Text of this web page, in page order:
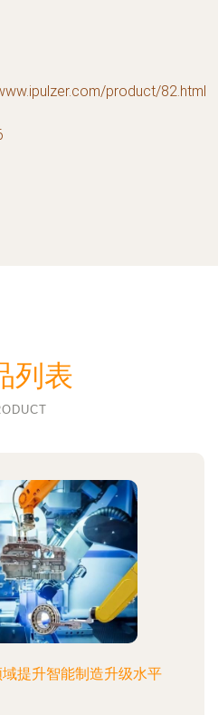
product/82.html
列表
提升智能制造升级水平